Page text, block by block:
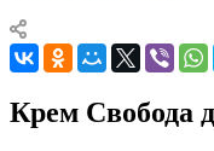
Крем Свобода